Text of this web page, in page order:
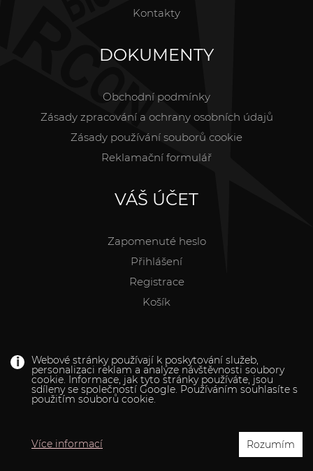
Webové stránky používají k poskytování služeb,
personalizaci reklam a analýze návštěvnosti soubory
cookie. Informace, jak tyto stránky používáte, jsou
sdíleny se společností Google. Používáním souhlasíte s
použitím souborů cookie.
Více informací Rozumím
Kontakty
DOKUMENTY
Obchodní podmínky
Zásady zpracování a ochrany osobních údajů
Zásady používání souborů cookie
Reklamační formulář
VÁŠ ÚČET
Zapomenuté heslo
Přihlášení
Registrace
Košík
Prsteny a brože Rychlé tvoření NÁRAMKY
NÁHRDELNÍKY KRABIČKY